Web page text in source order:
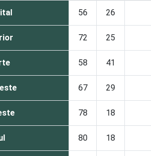
56 26
72 25
58 41
67 29
78 18
80 18